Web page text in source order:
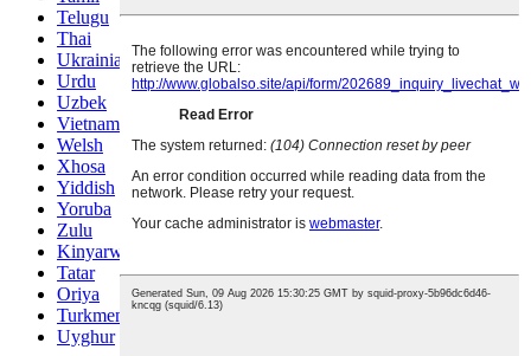
Telugu
Thai
Ukrainian
Urdu
Uzbek
Vietnamese
Welsh
Xhosa
Yiddish
Yoruba
Zulu
Kinyarwanda
Tatar
Oriya
Turkmen
Uyghur